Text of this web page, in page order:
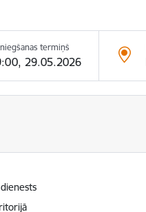
termiņš
29.05.2026